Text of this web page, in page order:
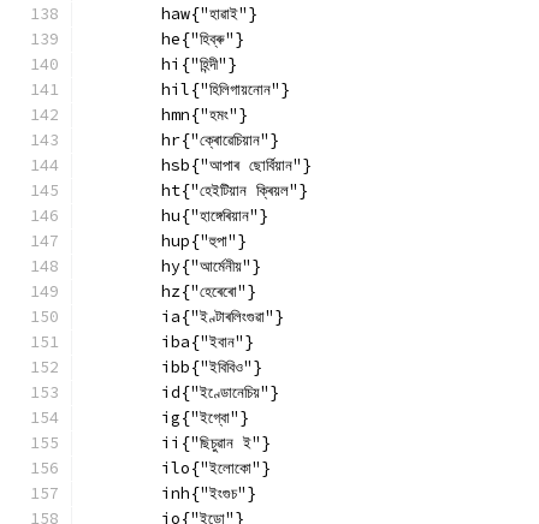
        haw{"হাৱাই"}
        he{"হিব্ৰু"}
        hi{"হিন্দী"}
        hil{"হিলিগায়নোন"}
        hmn{"হমং"}
        hr{"ক্ৰোৱেচিয়ান"}
        hsb{"আপাৰ ছোৰ্বিয়ান"}
        ht{"হেইটিয়ান ক্ৰিয়ল"}
        hu{"হাঙ্গেৰিয়ান"}
        hup{"হুপা"}
        hy{"আৰ্মেনীয়"}
        hz{"হেৰেৰো"}
        ia{"ইণ্টাৰলিংগুৱা"}
        iba{"ইবান"}
        ibb{"ইবিবিও"}
        id{"ইণ্ডোনেচিয়"}
        ig{"ইগ্বো"}
        ii{"ছিচুৱান ই"}
        ilo{"ইলোকো"}
        inh{"ইংগুচ"}
        io{"ইডো"}